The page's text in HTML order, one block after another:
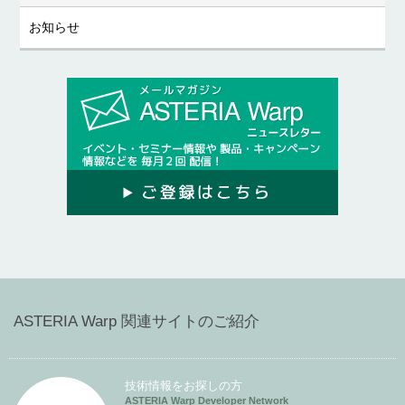
お知らせ
ASTERIA Warp 関連サイトのご紹介
技術情報をお探しの方
ASTERIA Warp Developer Network